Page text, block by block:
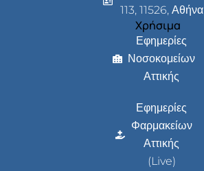
113, 11526, Αθήνα
Χρήσιμα
Εφημερίες
Νοσοκομείων
Αττικής
Εφημερίες
Φαρμακείων
Αττικής
(Live)